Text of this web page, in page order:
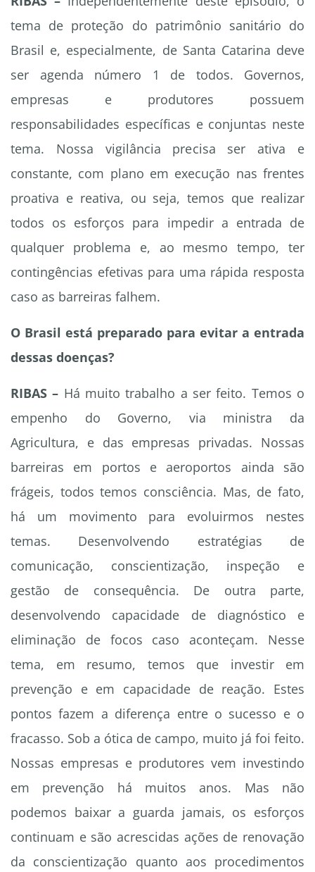
tema de proteção do patrimônio sanitário do
Brasil e, especialmente, de Santa Catarina deve
ser agenda número 1 de todos. Governos,
empresas e produtores possuem
responsabilidades específicas e conjuntas neste
tema. Nossa vigilância precisa ser ativa e
constante, com plano em execução nas frentes
proativa e reativa, ou seja, temos que realizar
todos os esforços para impedir a entrada de
qualquer problema e, ao mesmo tempo, ter
contingências efetivas para uma rápida resposta
caso as barreiras falhem.
O Brasil está preparado para evitar a entrada
dessas doenças?
RIBAS – Há muito trabalho a ser feito. Temos o
empenho do Governo, via ministra da
Agricultura, e das empresas privadas. Nossas
barreiras em portos e aeroportos ainda são
frágeis, todos temos consciência. Mas, de fato,
há um movimento para evoluirmos nestes
temas. Desenvolvendo estratégias de
comunicação, conscientização, inspeção e
gestão de consequência. De outra parte,
desenvolvendo capacidade de diagnóstico e
eliminação de focos caso aconteçam. Nesse
tema, em resumo, temos que investir em
prevenção e em capacidade de reação. Estes
pontos fazem a diferença entre o sucesso e o
fracasso. Sob a ótica de campo, muito já foi feito.
Nossas empresas e produtores vem investindo
em prevenção há muitos anos. Mas não
podemos baixar a guarda jamais, os esforços
continuam e são acrescidas ações de renovação
da conscientização quanto aos procedimentos